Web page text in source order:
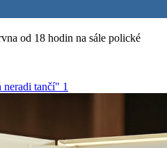
od 18 hodin na sále polické